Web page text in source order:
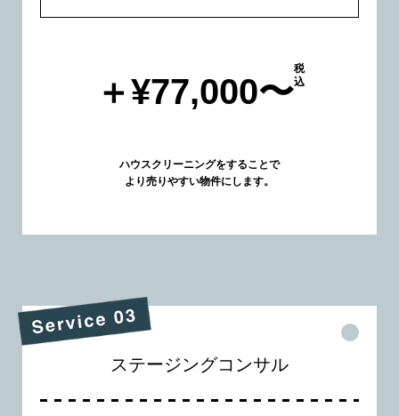
＋¥77,000〜
税
込
ハウスクリーニングをすることで
より売りやすい物件にします。
ステージングコンサル